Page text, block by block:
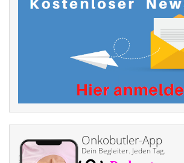
Onkobutler-App
Dein Begleiter. Jeden Tag.